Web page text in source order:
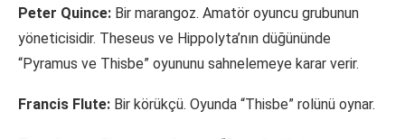
Peter Quince: Bir marangoz. Amatör oyuncu grubunun
yöneticisidir. Theseus ve Hippolyta’nın düğününde
“Pyramus ve Thisbe” oyununu sahnelemeye karar verir.
Francis Flute: Bir körükçü. Oyunda “Thisbe” rolünü oynar.